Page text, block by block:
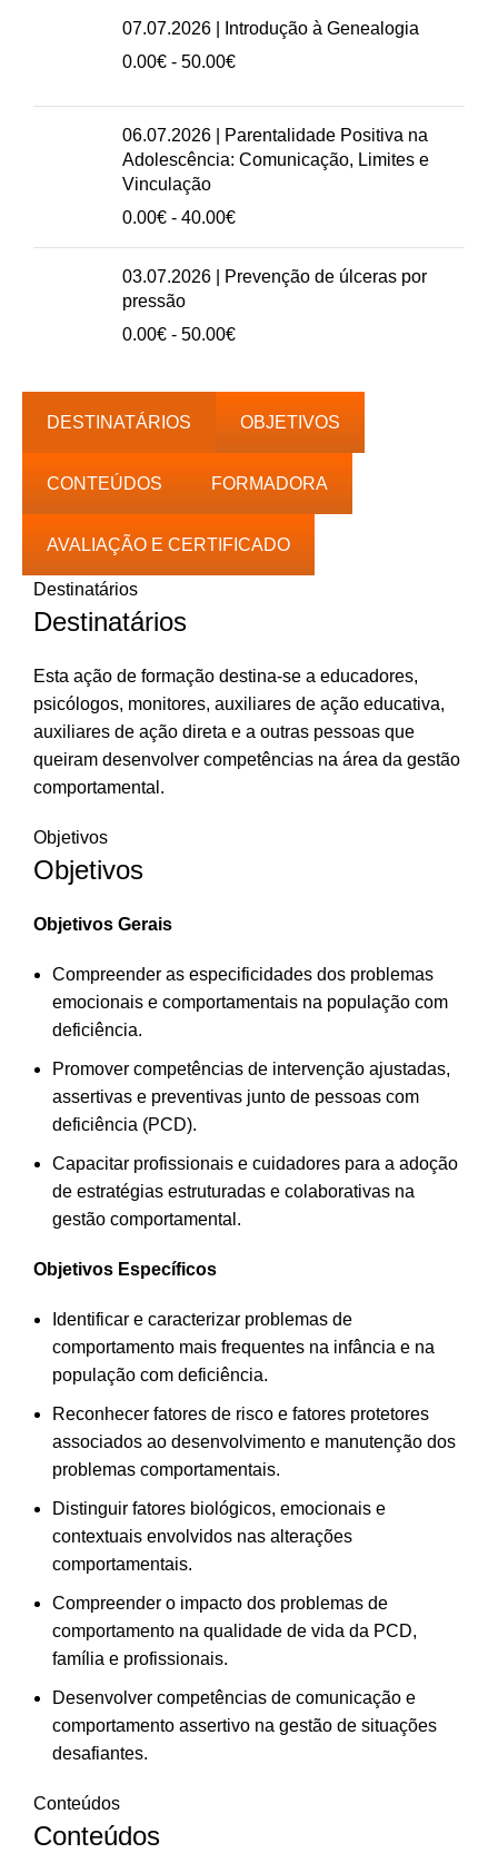
preços:
20.00€
07.07.2026 | Introdução à Genealogia
0.00€ - 50.00€Intervalo
preços:
0.00€
a
06.07.2026 | Parentalidade Positiva na
Adolescência: Comunicação, Limites e
Vinculação
0.00€ - 40.00€Intervalo
40.00€
03.07.2026 | Prevenção de úlceras por
pressão
0.00€ - 50.00€Intervalo
a
50.00€
DESTINATÁRIOS OBJETIVOS
CONTEÚDOS FORMADORA
AVALIAÇÃO E CERTIFICADO
Destinatários
Destinatários
Esta ação de formação destina-se a educadores,
psicólogos, monitores, auxiliares de ação educativa,
auxiliares de ação direta e a outras pessoas que
queiram desenvolver competências na área da gestão
comportamental.
Objetivos
Objetivos
Objetivos Gerais
Compreender as especificidades dos problemas
emocionais e comportamentais na população com
deficiência.
Promover competências de intervenção ajustadas,
assertivas e preventivas junto de pessoas com
deficiência (PCD).
Capacitar profissionais e cuidadores para a adoção
de estratégias estruturadas e colaborativas na
gestão comportamental.
Objetivos Específicos
Identificar e caracterizar problemas de
comportamento mais frequentes na infância e na
população com deficiência.
Reconhecer fatores de risco e fatores protetores
associados ao desenvolvimento e manutenção dos
problemas comportamentais.
Distinguir fatores biológicos, emocionais e
contextuais envolvidos nas alterações
comportamentais.
Compreender o impacto dos problemas de
comportamento na qualidade de vida da PCD,
família e profissionais.
Desenvolver competências de comunicação e
comportamento assertivo na gestão de situações
desafiantes.
Conteúdos
Conteúdos